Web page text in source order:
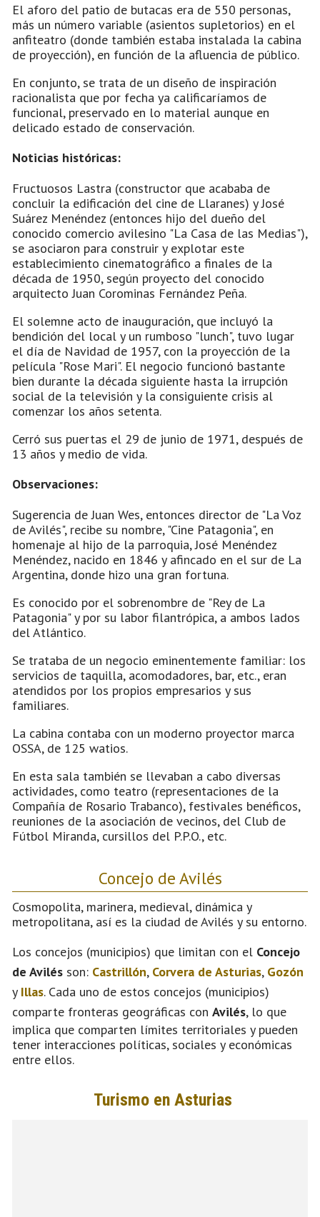
El aforo del patio de butacas era de 550 personas,
más un número variable (asientos supletorios) en el
anfiteatro (donde también estaba instalada la cabina
de proyección), en función de la afluencia de público.
En conjunto, se trata de un diseño de inspiración
racionalista que por fecha ya calificaríamos de
funcional, preservado en lo material aunque en
delicado estado de conservación.
Noticias históricas:
Fructuosos Lastra (constructor que acababa de
concluir la edificación del cine de Llaranes) y José
Suárez Menéndez (entonces hijo del dueño del
conocido comercio avilesino "La Casa de las Medias"),
se asociaron para construir y explotar este
establecimiento cinematográfico a finales de la
década de 1950, según proyecto del conocido
arquitecto Juan Corominas Fernández Peña.
El solemne acto de inauguración, que incluyó la
bendición del local y un rumboso "lunch", tuvo lugar
el día de Navidad de 1957, con la proyección de la
película "Rose Mari". El negocio funcionó bastante
bien durante la década siguiente hasta la irrupción
social de la televisión y la consiguiente crisis al
comenzar los años setenta.
Cerró sus puertas el 29 de junio de 1971, después de
13 años y medio de vida.
Observaciones:
Sugerencia de Juan Wes, entonces director de "La Voz
de Avilés", recibe su nombre, "Cine Patagonia", en
homenaje al hijo de la parroquia, José Menéndez
Menéndez, nacido en 1846 y afincado en el sur de La
Argentina, donde hizo una gran fortuna.
Es conocido por el sobrenombre de "Rey de La
Patagonia" y por su labor filantrópica, a ambos lados
del Atlántico.
Se trataba de un negocio eminentemente familiar: los
servicios de taquilla, acomodadores, bar, etc., eran
atendidos por los propios empresarios y sus
familiares.
La cabina contaba con un moderno proyector marca
OSSA, de 125 watios.
En esta sala también se llevaban a cabo diversas
actividades, como teatro (representaciones de la
Compañía de Rosario Trabanco), festivales benéficos,
reuniones de la asociación de vecinos, del Club de
Fútbol Miranda, cursillos del P.P.O., etc.
Concejo de Avilés
Cosmopolita, marinera, medieval, dinámica y
metropolitana, así es la ciudad de Avilés y su entorno.
Los concejos (municipios) que limitan con el Concejo
de Avilés son: Castrillón, Corvera de Asturias, Gozón
y Illas. Cada uno de estos concejos (municipios)
comparte fronteras geográficas con Avilés, lo que
implica que comparten límites territoriales y pueden
tener interacciones políticas, sociales y económicas
entre ellos.